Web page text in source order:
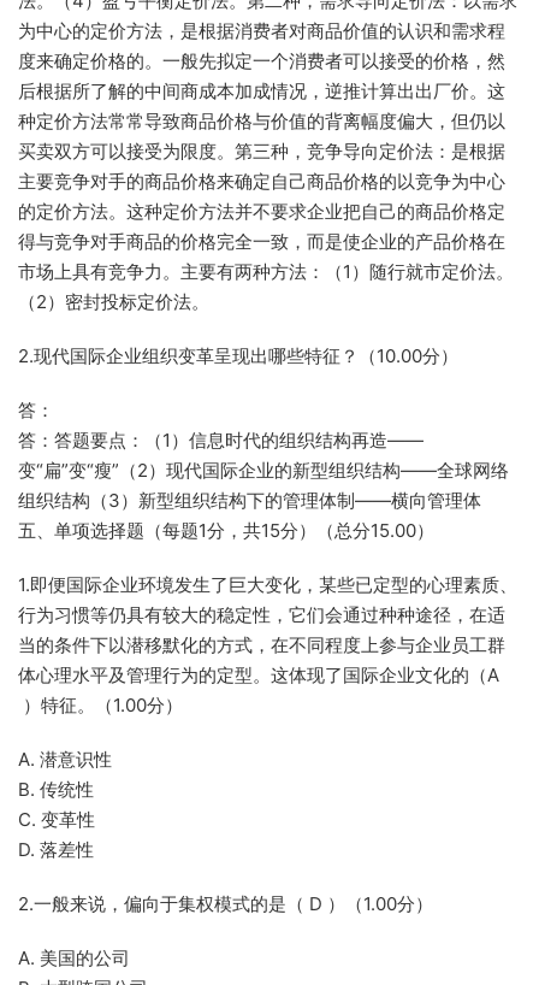
为中心的定价方法，是根据消费者对商品价值的认识和需求程
度来确定价格的。一般先拟定一个消费者可以接受的价格，然
后根据所了解的中间商成本加成情况，逆推计算出出厂价。这
种定价方法常常导致商品价格与价值的背离幅度偏大，但仍以
买卖双方可以接受为限度。第三种，竞争导向定价法：是根据
主要竞争对手的商品价格来确定自己商品价格的以竞争为中心
的定价方法。这种定价方法并不要求企业把自己的商品价格定
得与竞争对手商品的价格完全一致，而是使企业的产品价格在
市场上具有竞争力。主要有两种方法：（1）随行就市定价法。
（2）密封投标定价法。
2.现代国际企业组织变革呈现出哪些特征？（10.00分）
答：
答：答题要点：（1）信息时代的组织结构再造——
变“扁”变“瘦”（2）现代国际企业的新型组织结构——全球网络
组织结构（3）新型组织结构下的管理体制——横向管理体
五、单项选择题（每题1分，共15分）（总分15.00）
1.即便国际企业环境发生了巨大变化，某些已定型的心理素质、
行为习惯等仍具有较大的稳定性，它们会通过种种途径，在适
当的条件下以潜移默化的方式，在不同程度上参与企业员工群
体心理水平及管理行为的定型。这体现了国际企业文化的（A
）特征。（1.00分）
A. 潜意识性
B. 传统性
C. 变革性
D. 落差性
2.一般来说，偏向于集权模式的是（ D ）（1.00分）
A. 美国的公司